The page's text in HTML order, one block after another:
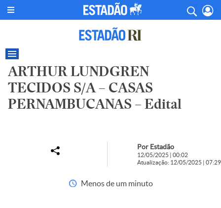
ARTHUR LUNDGREN
TECIDOS S/A – CASAS
PERNAMBUCANAS – Edital
Por Estadão
12/05/2025 | 00:02
Atualização: 12/05/2025 | 07:29
Menos de um minuto